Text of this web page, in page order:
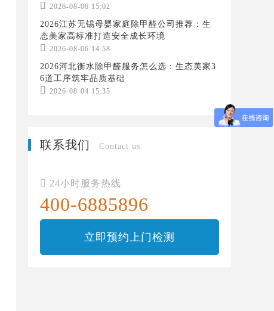
 2026-08-06 15:02
2026江苏无锡母婴家庭除甲醛公司推荐：生
态美家高标准打造安全成长环境
 2026-08-06 14:58
2026河北衡水除甲醛服务怎么选：生态美家3
6道工序筑牢品质基础
 2026-08-04 15:35
联系我们 Contact us
 24小时服务热线
400-6885896
立即预约上门检测